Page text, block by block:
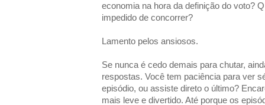
economia na hora da definição do voto?
impedido de concorrer?
Lamento pelos ansiosos.
Se nunca é cedo demais para chutar,
respostas. Você tem paciência para ver
episódio, ou assiste direto o último?
mais leve e divertido. Até porque os